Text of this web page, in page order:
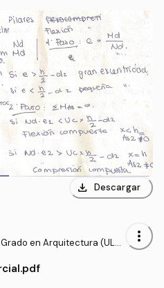
download Descargar
en Arquitectura (ULP
more_vert